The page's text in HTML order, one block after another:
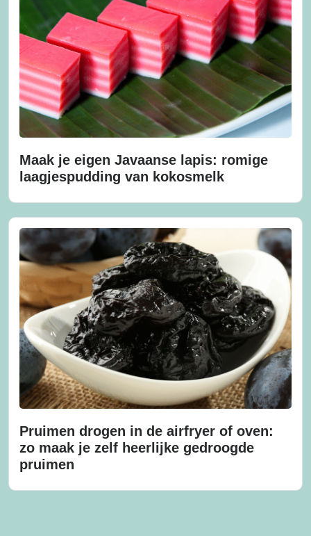
Maak je eigen Javaanse lapis: romige
laagjespudding van kokosmelk
Pruimen drogen in de airfryer of oven:
zo maak je zelf heerlijke gedroogde
pruimen